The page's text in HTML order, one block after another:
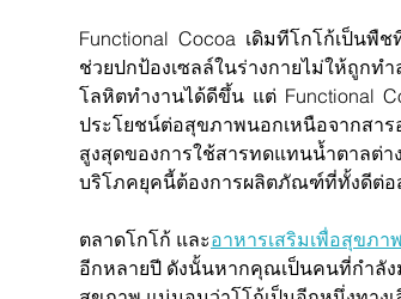
Functional Cocoa เดิมทีโกโก้เป็นพื
ช่วยปกป้องเซลล์ในร่างกายไม่ให้ถูก
โลหิตทำงานได้ดีขึ้น แต่ Functional
ประโยชน์ต่อสุขภาพนอกเหนือจากส
สูงสุดของการใช้สารทดแทนน้ำตาล
บริโภคยุคนี้ต้องการผลิตภัณฑ์ที่ทั้งดีต่อ
ตลาดโกโก้ และอาหารเสริมเพื่อสุขภาพ
อีกหลายปี ดังนั้นหากคุณเป็นคนที่กำลัง